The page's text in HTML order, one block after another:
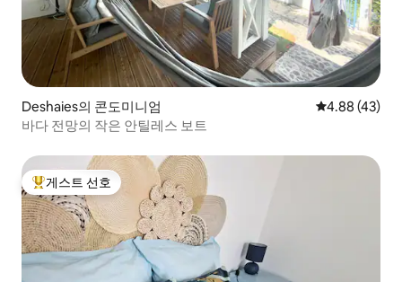
Deshaies의 콘도미니엄 평점 4.88점(5
4.88 (43)
바다 전망의 작은 안틸레스 보트
상위 게스트 선호
게스트 선호